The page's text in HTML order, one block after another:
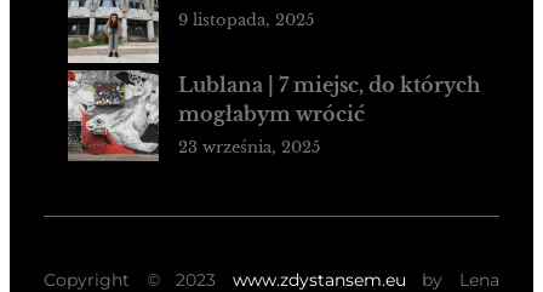
9 listopada, 2025
Lublana | 7 miejsc, do których
mogłabym wrócić
23 września, 2025
Copyright © 2023 www.zdystansem.eu by Lena